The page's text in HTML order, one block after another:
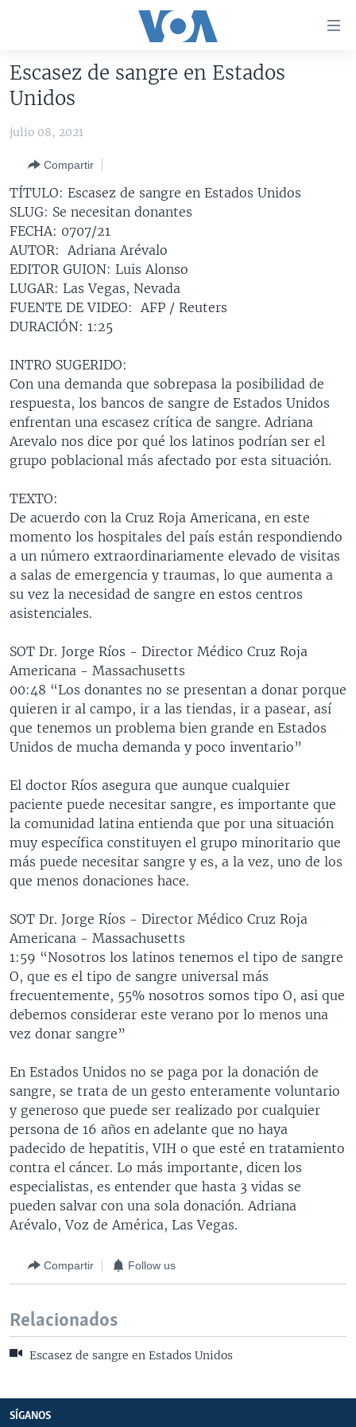
accesibilidad
contenido
principal
Salte
navegador
principal
Salte
búsqueda
AMÉRICA DEL NORTE
MÉXICO
HAITÍ
ELECCIONES EEUU
VOTO DIVIDIDO
VOA VERIFICA
VOA VERIFICA UCRANIA/RUSIA
VOA VERIFICA INMIGRACIÓN
VOA VERIFICA AMÉRICA LATINA
AMÉRICA LATINA
ARGENTINA
BOLIVIA
COLOMBIA
CHILE
PERÚ
VENEZUELA
BRASIL
CHINA EN AMÉRICA LATINA
CENTROAMÉRICA
COSTA RICA
EL SALVADOR
GUATEMALA
NICARAGUA
OTRAS SECCIONES
INMIGRACIÓN
LIBERTAD DE PRENSA
ECONOMÍA
ENTRETENIMIENTO Y CULTURA
TECNOLOGÍA
DEPORTES
ESPECIALES DE LA VOA
LIBERTAD DE PRENSA
MULTIMEDIA
VIDEOS
FOTOGRAFÍA
AUDIOS
PROGRAMAS TV
EL MUNDO AL DÍA
FORO INTERAMERICANO
LAS CLAVES
PANORAMA
RADIO
AVANCE INFORMATIVO
BUENOS DÍAS AMÉRICA
ESTADOS UNIDOS AL DÍA
EL MUNDO AL DÍA [RADIO]
FORO [RADIO]
NOTA ECONÓMICA
ENTRETENIMIENTO
DIRECT
SÍGANOS
Idiomas
Escasez de sangre en Estados
Unidos
julio 08, 2021
Compartir
TÍTULO: Escasez de sangre en Estados Unidos
SLUG: Se necesitan donantes
FECHA: 0707/21
AUTOR: Adriana Arévalo
EDITOR GUION: Luis Alonso
LUGAR: Las Vegas, Nevada
FUENTE DE VIDEO: AFP / Reuters
DURACIÓN: 1:25
INTRO SUGERIDO:
Con una demanda que sobrepasa la posibilidad de
respuesta, los bancos de sangre de Estados Unidos
enfrentan una escasez crítica de sangre. Adriana
Arevalo nos dice por qué los latinos podrían ser el
grupo poblacional más afectado por esta situación.
TEXTO:
De acuerdo con la Cruz Roja Americana, en este
momento los hospitales del país están respondiendo
a un número extraordinariamente elevado de visitas
a salas de emergencia y traumas, lo que aumenta a
su vez la necesidad de sangre en estos centros
asistenciales.
SOT Dr. Jorge Ríos - Director Médico Cruz Roja
Americana - Massachusetts
00:48 “Los donantes no se presentan a donar porque
quieren ir al campo, ir a las tiendas, ir a pasear, así
que tenemos un problema bien grande en Estados
Unidos de mucha demanda y poco inventario”
El doctor Ríos asegura que aunque cualquier
paciente puede necesitar sangre, es importante que
la comunidad latina entienda que por una situación
muy específica constituyen el grupo minoritario que
más puede necesitar sangre y es, a la vez, uno de los
que menos donaciones hace.
SOT Dr. Jorge Ríos - Director Médico Cruz Roja
Americana - Massachusetts
1:59 “Nosotros los latinos tenemos el tipo de sangre
O, que es el tipo de sangre universal más
frecuentemente, 55% nosotros somos tipo O, asi que
debemos considerar este verano por lo menos una
vez donar sangre”
En Estados Unidos no se paga por la donación de
sangre, se trata de un gesto enteramente voluntario
y generoso que puede ser realizado por cualquier
persona de 16 años en adelante que no haya
padecido de hepatitis, VIH o que esté en tratamiento
contra el cáncer. Lo más importante, dicen los
especialistas, es entender que hasta 3 vidas se
pueden salvar con una sola donación. Adriana
Arévalo, Voz de América, Las Vegas.
Compartir Follow us
Relacionados
Escasez de sangre en Estados Unidos
SÍGANOS